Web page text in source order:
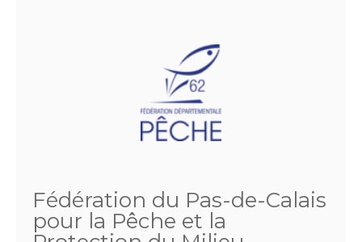
Fédération du Pas-de-Calais
pour la Pêche et la